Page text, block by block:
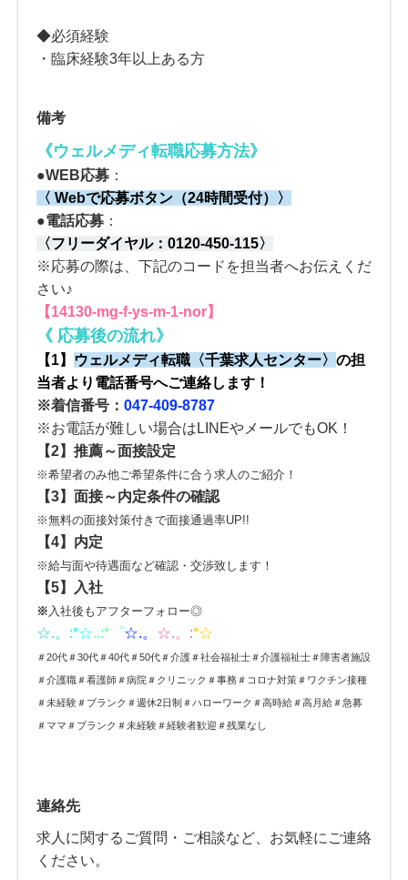
◆必須経験
・臨床経験3年以上ある方
備考
《ウェルメディ転職応募方法》
●WEB応募 ：
〈 Webで応募ボタン（24時間受付）〉
●電話応募 ：
〈フリーダイヤル： 0120-450-115〉
※応募の際は、下記のコードを担当者へお伝えくだ
さい♪
【14130-mg-f-ys-m-1-nor】
《 応募後の流れ》
【1】 ウェルメディ転職 〈千葉求人センター〉 の担
当者より電話番号へご連絡します！
※着信番号： 047-409-8787
※お電話が難しい場合はLINEやメールでもOK！
【2】 推薦～面接設定
※希望者のみ他ご希望条件に合う求人のご紹介！
【3】 面接～内定条件の確認
※無料の面接対策付きで面接通過率UP!!
【4】内定
※給与面や待遇面など確認・交渉致します！
【5】入社
※ 入社後もアフターフォロー◎
☆.。 :*☆..:*゜☆.。 ☆.。:*☆
＃20代＃30代＃40代＃50代＃介護＃社会福祉士＃介護福祉士＃障害者施設
＃介護職＃看護師＃病院＃クリニック＃事務＃コロナ対策＃ワクチン接種
＃未経験＃ブランク＃週休2日制＃ハローワーク＃高時給＃高月給＃急募
＃ママ＃ブランク＃未経験＃経験者歓迎＃残業なし
連絡先
求人に関するご質問・ご相談など、お気軽にご連絡
ください。